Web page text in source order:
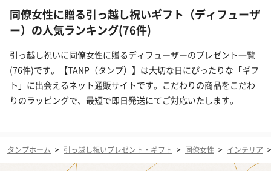
同僚女性に贈る引っ越し祝いギフト（ディフューザ
ー）の人気ランキング(76件)
引っ越し祝いに同僚女性に贈るディフューザーのプレゼント一覧
(76件)です。【TANP（タンプ）】は大切な日にぴったりな「ギフ
ト」に出会えるネット通販サイトです。こだわりの商品をこだわ
りのラッピングで、最短で即日発送にてご対応いたします。
タンプホーム > 引っ越し祝いプレゼント・ギフト > 同僚女性 > インテリア